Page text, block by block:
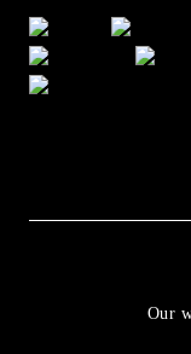
Our